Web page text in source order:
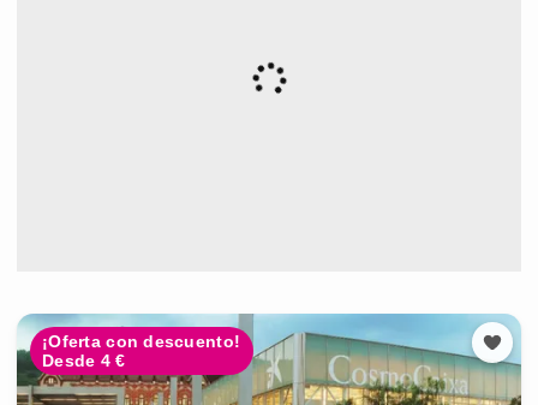
¡Oferta con descuento!
Desde 4 €